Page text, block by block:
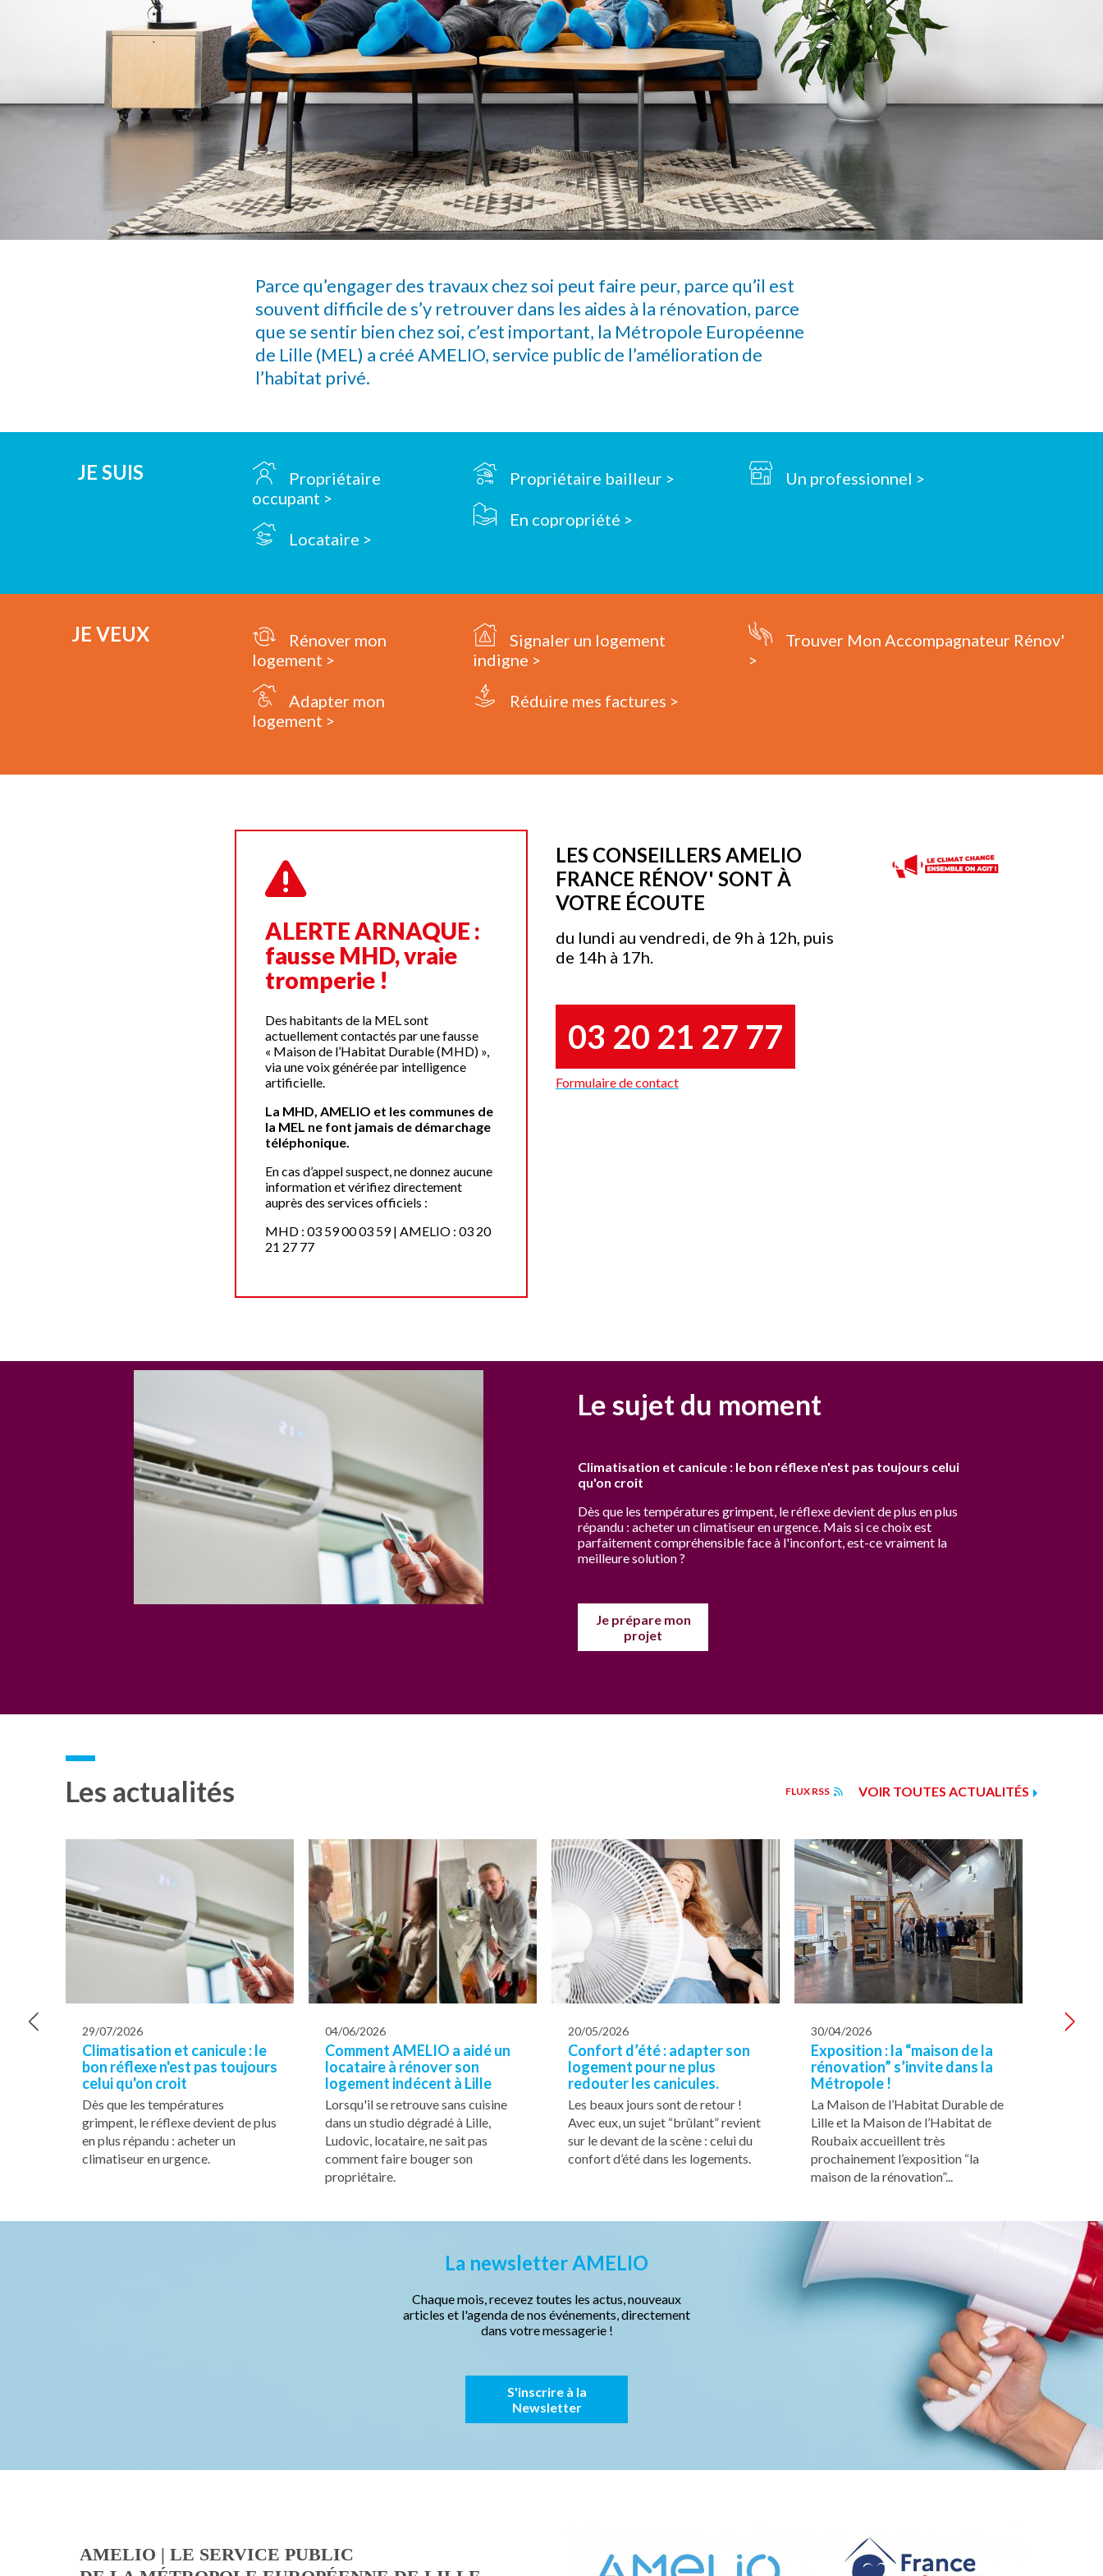
Parce qu’engager des travaux chez soi peut faire peur, parce qu’il est
souvent difficile de s’y retrouver dans les aides à la rénovation, parce
que se sentir bien chez soi, c’est important, la Métropole Européenne
de Lille (MEL) a créé AMELIO, service public de l’amélioration de
l’habitat privé.
JE SUIS
Propriétaire
occupant >
Locataire >
Propriétaire bailleur >
En copropriété >
Un professionnel >
JE VEUX
Rénover mon
logement >
Adapter mon
logement >
Signaler un logement
indigne >
Réduire mes factures >
Trouver Mon Accompagnateur Rénov'
>
ALERTE ARNAQUE :
fausse MHD, vraie
tromperie !
Des habitants de la MEL sont
actuellement contactés par une fausse
« Maison de l’Habitat Durable (MHD) »,
via une voix générée par intelligence
artificielle.
La MHD, AMELIO et les communes de
la MEL ne font jamais de démarchage
téléphonique.
En cas d’appel suspect, ne donnez aucune
information et vérifiez directement
auprès des services officiels :
MHD : 03 59 00 03 59 | AMELIO : 03 20
21 27 77
LES CONSEILLERS AMELIO
FRANCE RÉNOV' SONT À
VOTRE ÉCOUTE
du lundi au vendredi, de 9h à 12h, puis
de 14h à 17h.
03 20 21 27 77
Formulaire de contact
Le sujet du moment
Climatisation et canicule : le bon réflexe n'est pas toujours celui
qu'on croit
Dès que les températures grimpent, le réflexe devient de plus en plus
répandu : acheter un climatiseur en urgence. Mais si ce choix est
parfaitement compréhensible face à l'inconfort, est-ce vraiment la
meilleure solution ?
Je prépare mon
projet
Les actualités FLUX RSS VOIR TOUTES ACTUALITÉS
< 29/07/2026
Climatisation et canicule : le
bon réflexe n'est pas toujours
celui qu'on croit
Dès que les températures
grimpent, le réflexe devient de plus
en plus répandu : acheter un
climatiseur en urgence.
04/06/2026
Comment AMELIO a aidé un
locataire à rénover son
logement indécent à Lille
Lorsqu'il se retrouve sans cuisine
dans un studio dégradé à Lille,
Ludovic, locataire, ne sait pas
comment faire bouger son
propriétaire.
20/05/2026
Confort d’été : adapter son
logement pour ne plus
redouter les canicules.
Les beaux jours sont de retour !
Avec eux, un sujet “brûlant” revient
sur le devant de la scène : celui du
confort d’été dans les logements.
30/04/2026
Exposition : la “maison de la
rénovation” s’invite dans la
Métropole !
La Maison de l’Habitat Durable de
Lille et la Maison de l’Habitat de
Roubaix accueillent très
prochainement l’exposition “la
maison de la rénovation”...
31/03/
>
La newsletter AMELIO
Chaque mois, recevez toutes les actus, nouveaux
articles et l'agenda de nos événements, directement
dans votre messagerie !
S'inscrire à la
Newsletter
AMELIO | LE SERVICE PUBLIC